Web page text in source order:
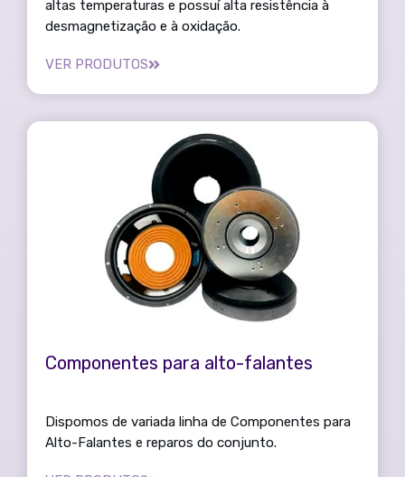
altas temperaturas e possuí alta resistência à
desmagnetização e à oxidação.
VER PRODUTOS
Componentes para alto-falantes
Dispomos de variada linha de Componentes para
Alto-Falantes e reparos do conjunto.